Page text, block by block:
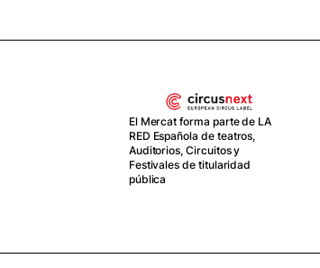
El Mercat, junto a La Central
del Circ, van de la mano como
socios en la red CIRCUSNEXT